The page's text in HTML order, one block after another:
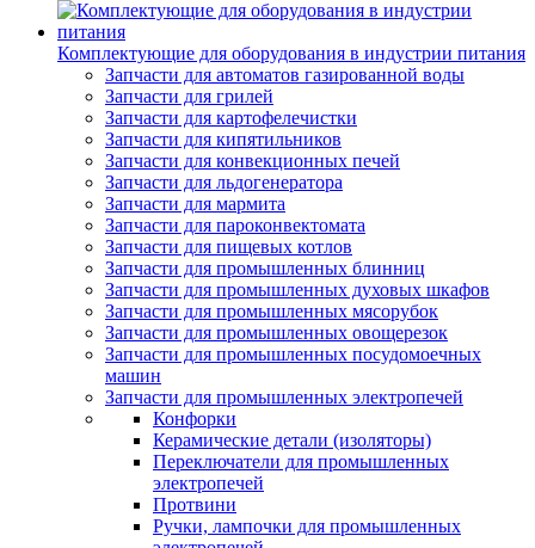
Комплектующие для оборудования в индустрии питания
Запчасти для автоматов газированной воды
Запчасти для грилей
Запчасти для картофелечистки
Запчасти для кипятильников
Запчасти для конвекционных печей
Запчасти для льдогенератора
Запчасти для мармита
Запчасти для пароконвектомата
Запчасти для пищевых котлов
Запчасти для промышленных блинниц
Запчасти для промышленных духовых шкафов
Запчасти для промышленных мясорубок
Запчасти для промышленных овощерезок
Запчасти для промышленных посудомоечных
машин
Запчасти для промышленных электропечей
Конфорки
Керамические детали (изоляторы)
Переключатели для промышленных
электропечей
Протвини
Ручки, лампочки для промышленных